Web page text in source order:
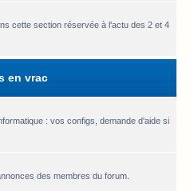
cette section réservée à l'actu des 2 et 4
en vrac
: vos configs, demande d'aide si
des membres du forum.